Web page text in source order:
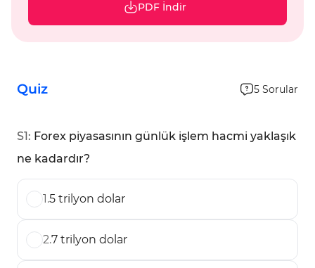
PDF İndir
Quiz 5 Sorular
S1: Forex piyasasının günlük işlem hacmi yaklaşık
ne kadardır?
1.5 trilyon dolar
2.7 trilyon dolar